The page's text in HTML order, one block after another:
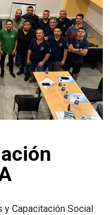
Capacitación Social